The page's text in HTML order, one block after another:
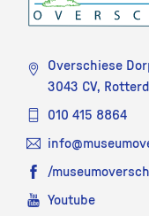
Overschiese
3043 CV,
010 415 8864
/
Youtube